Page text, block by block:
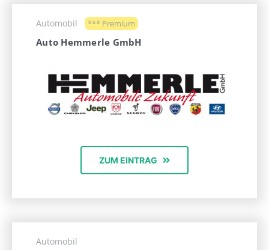
Automobil *** Premium
Auto Hemmerle GmbH
ZUM EINTRAG
Automobil